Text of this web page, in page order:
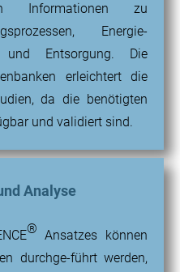
Informationen zu
Energie-
und Entsorgung. Die
erleichtert die
da die benötigten
und validiert sind.
Analyse
® Ansatzes können
durchge-führt werden,